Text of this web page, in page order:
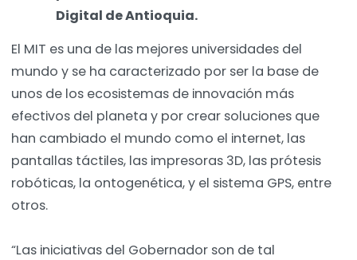
Digital de Antioquia.
El MIT es una de las mejores universidades del
mundo y se ha caracterizado por ser la base de
unos de los ecosistemas de innovación más
efectivos del planeta y por crear soluciones que
han cambiado el mundo como el internet, las
pantallas táctiles, las impresoras 3D, las prótesis
robóticas, la ontogenética, y el sistema GPS, entre
otros.
“Las iniciativas del Gobernador son de tal